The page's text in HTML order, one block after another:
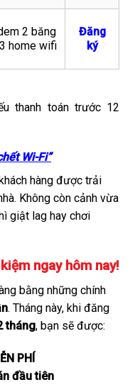
2 băng
home wifi
Đăng
ký
thanh toán trước 12
Wi-Fi”
hàng được trải
Không còn cảnh vừa
giật lag hay chơi
ngay hôm nay!
bằng những chính
. Tháng này, khi đăng
tháng, bạn sẽ được:
PHÍ
đầu tiên